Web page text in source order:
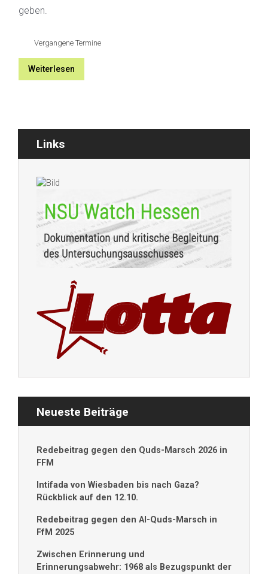
geben.
Vergangene Termine
Weiterlesen
Links
Neueste Beiträge
Redebeitrag gegen den Quds-Marsch 2026 in
FFM
Intifada von Wiesbaden bis nach Gaza?
Rückblick auf den 12.10.
Redebeitrag gegen den Al-Quds-Marsch in
FfM 2025
Zwischen Erinnerung und
Erinnerungsabwehr: 1968 als Bezugspunkt der